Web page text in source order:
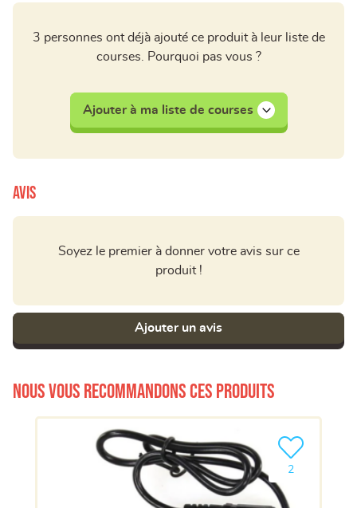
3 personnes ont déjà ajouté ce produit à leur liste de
courses. Pourquoi pas vous ?
Ajouter à ma liste de courses
Avis
Soyez le premier à donner votre avis sur ce
produit !
Ajouter un avis
Nous vous recommandons ces produits
2
Ajouter le